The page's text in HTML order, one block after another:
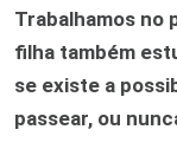
Trabalhamos no
filha também
se existe a
passear, ou